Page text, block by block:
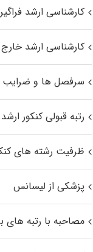
کارشناسی ارشد
کارشناسی ارشد خارج
سرفصل ها و ضرایب
رتبه قبولی کنکور ارشد
ظرفیت رشته های
پزشکی از لیسانس
مصاحبه با رتبه های